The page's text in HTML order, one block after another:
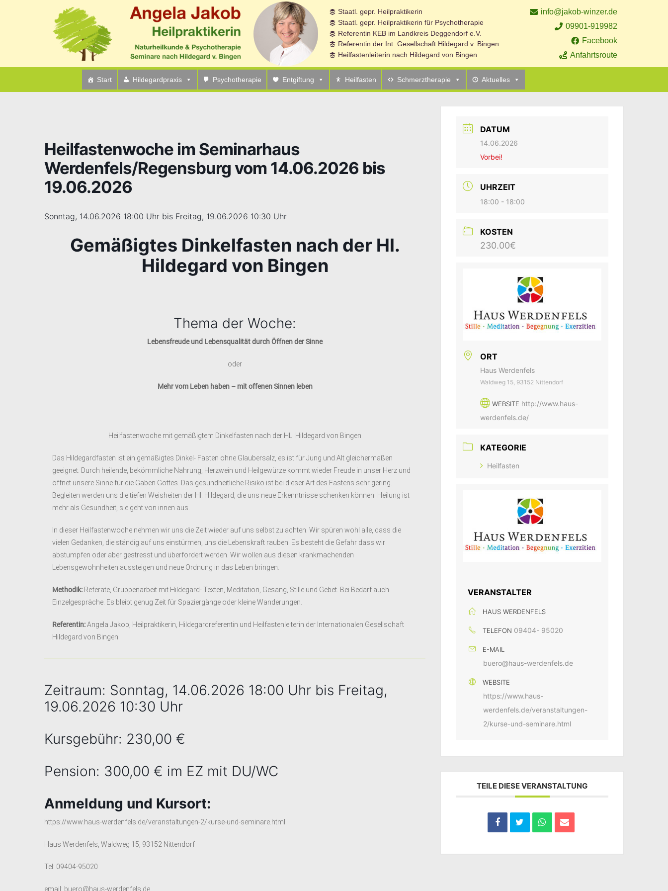
Staatl. gepr. Heilpraktikerin
Staatl. gepr. Heilpraktikerin für Psychotherapie
Referentin KEB im Landkreis Deggendorf e.V.
Referentin der Int. Gesellschaft Hildegard v. Bingen
Heilfastenleiterin nach Hildegard von Bingen
info@jakob-winzer.de
09901-919982
Facebook
Anfahrtsroute
Start Hildegardpraxis Psychotherapie Entgiftung Heilfasten Schmerztherapie Aktuelles
Home Heilfasten Heilfastenwoche im Seminarhaus Werdenfels/Regensburg vom 14.06.2026 bis 19.06.2026
Heilfastenwoche im Seminarhaus
Werdenfels/Regensburg vom 14.06.2026 bis
19.06.2026
Sonntag, 14.06.2026 18:00 Uhr bis Freitag, 19.06.2026 10:30 Uhr
Gemäßigtes Dinkelfasten nach der Hl.
Hildegard von Bingen
Thema der Woche:
Lebensfreude und Lebensqualität durch Öffnen der Sinne
oder
Mehr vom Leben haben – mit offenen Sinnen leben
Heilfastenwoche mit gemäßigtem Dinkelfasten nach der HL. Hildegard von Bingen
Das Hildegardfasten ist ein gemäßigtes Dinkel- Fasten ohne Glaubersalz, es ist für Jung und Alt gleichermaßen
geeignet. Durch heilende, bekömmliche Nahrung, Herzwein und Heilgewürze kommt wieder Freude in unser Herz und
öffnet unsere Sinne für die Gaben Gottes. Das gesundheitliche Risiko ist bei dieser Art des Fastens sehr gering.
Begleiten werden uns die tiefen Weisheiten der Hl. Hildegard, die uns neue Erkenntnisse schenken können. Heilung ist
mehr als Gesundheit, sie geht von innen aus.
In dieser Heilfastenwoche nehmen wir uns die Zeit wieder auf uns selbst zu achten. Wir spüren wohl alle, dass die
vielen Gedanken, die ständig auf uns einstürmen, uns die Lebenskraft rauben. Es besteht die Gefahr dass wir
abstumpfen oder aber gestresst und überfordert werden. Wir wollen aus diesen krankmachenden
Lebensgewohnheiten aussteigen und neue Ordnung in das Leben bringen.
Methodik: Referate, Gruppenarbeit mit Hildegard- Texten, Meditation, Gesang, Stille und Gebet. Bei Bedarf auch
Einzelgespräche. Es bleibt genug Zeit für Spaziergänge oder kleine Wanderungen.
Referentin:Angela Jakob, Heilpraktikerin, Hildegardreferentin und Heilfastenleiterin der Internationalen Gesellschaft
Hildegard von Bingen
Zeitraum: Sonntag, 14.06.2026 18:00 Uhr bis Freitag,
19.06.2026 10:30 Uhr
Kursgebühr: 230,00 €
Pension: 300,00 € im EZ mit DU/WC
Anmeldung und Kursort:
https://www.haus-werdenfels.de/veranstaltungen-2/kurse-und-seminare.html
Haus Werdenfels, Waldweg 15, 93152 Nittendorf
Tel: 09404-95020
email: buero@haus-werdenfels.de
DATUM
14.06.2026
Vorbei!
UHRZEIT
18:00 - 18:00
KOSTEN
230.00€
ORT
Haus Werdenfels
Waldweg 15, 93152 Nittendorf
WEBSITE http://www.haus-
werdenfels.de/
KATEGORIE
Heilfasten
VERANSTALTER
HAUS WERDENFELS
TELEFON 09404- 95020
E-MAIL
buero@haus-werdenfels.de
WEBSITE
https://www.haus-
werdenfels.de/veranstaltungen-
2/kurse-und-seminare.html
TEILE DIESE VERANSTALTUNG